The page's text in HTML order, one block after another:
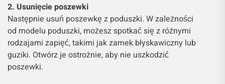
2. Usunięcie poszewki
Następnie usuń poszewkę z poduszki. W zależności
od modelu poduszki, możesz spotkać się z różnymi
rodzajami zapięć, takimi jak zamek błyskawiczny lub
guziki. Otwórz je ostrożnie, aby nie uszkodzić
poszewki.